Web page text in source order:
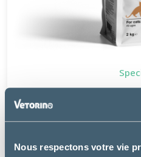
Nous respectons votre vie
FOD-HY ALLERGEN
à